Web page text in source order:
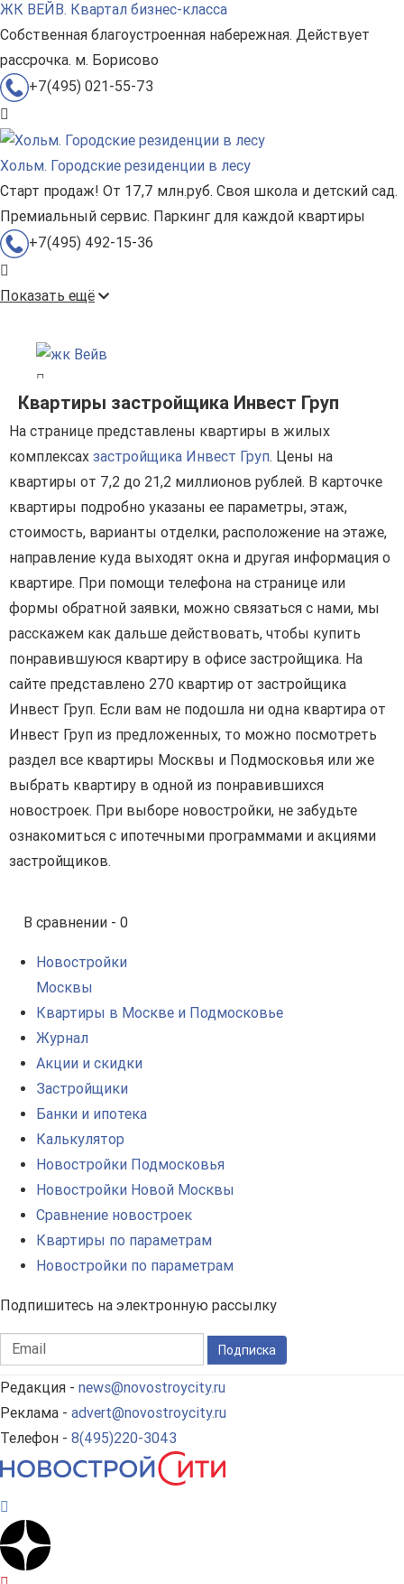
ЖК ВЕЙВ. Квартал бизнес-класса
Собственная благоустроенная набережная. Действует
рассрочка. м. Борисово
+7(495) 021-55-73
Хольм. Городские резиденции в лесу
Старт продаж! От 17,7 млн.руб. Своя школа и детский сад.
Премиальный сервис. Паркинг для каждой квартиры
+7(495) 492-15-36
Показать ещё
Квартиры застройщика Инвест Груп
На странице представлены квартиры в жилых
комплексах застройщика Инвест Груп. Цены на
квартиры от 7,2 до 21,2 миллионов рублей. В карточке
квартиры подробно указаны ее параметры, этаж,
стоимость, варианты отделки, расположение на этаже,
направление куда выходят окна и другая информация о
квартире. При помощи телефона на странице или
формы обратной заявки, можно связаться с нами, мы
расскажем как дальше действовать, чтобы купить
понравившуюся квартиру в офисе застройщика. На
сайте представлено 270 квартир от застройщика
Инвест Груп. Если вам не подошла ни одна квартира от
Инвест Груп из предложенных, то можно посмотреть
раздел все квартиры Москвы и Подмосковья или же
выбрать квартиру в одной из понравившихся
новостроек. При выборе новостройки, не забудьте
ознакомиться с ипотечными программами и акциями
застройщиков.
В сравнении - 0
Новостройки
Москвы
Квартиры в Москве и Подмосковье
Журнал
Акции и скидки
Застройщики
Банки и ипотека
Калькулятор
Новостройки Подмосковья
Новостройки Новой Москвы
Сравнение новостроек
Квартиры по параметрам
Новостройки по параметрам
Подпишитесь на электронную рассылку
Подписка
Редакция - news@novostroycity.ru
Реклама - advert@novostroycity.ru
Телефон - 8(495)220-3043